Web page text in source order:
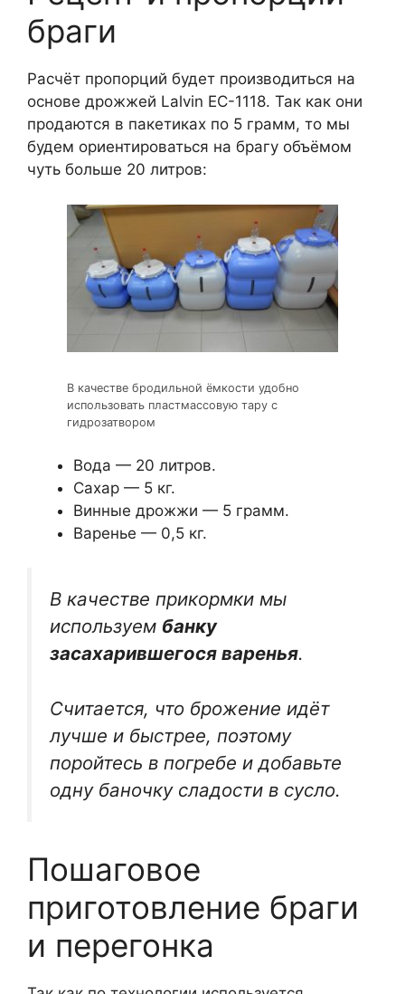
браги
Расчёт пропорций будет производиться на
основе дрожжей Lalvin EC-1118. Так как они
продаются в пакетиках по 5 грамм, то мы
будем ориентироваться на брагу объёмом
чуть больше 20 литров:
В качестве бродильной ёмкости удобно
использовать пластмассовую тару с
гидрозатвором
Вода — 20 литров.
Сахар — 5 кг.
Винные дрожжи — 5 грамм.
Варенье — 0,5 кг.
В качестве прикормки мы
используем банку
засахарившегося варенья.
Считается, что брожение идёт
лучше и быстрее, поэтому
поройтесь в погребе и добавьте
одну баночку сладости в сусло.
Пошаговое
приготовление браги
и перегонка